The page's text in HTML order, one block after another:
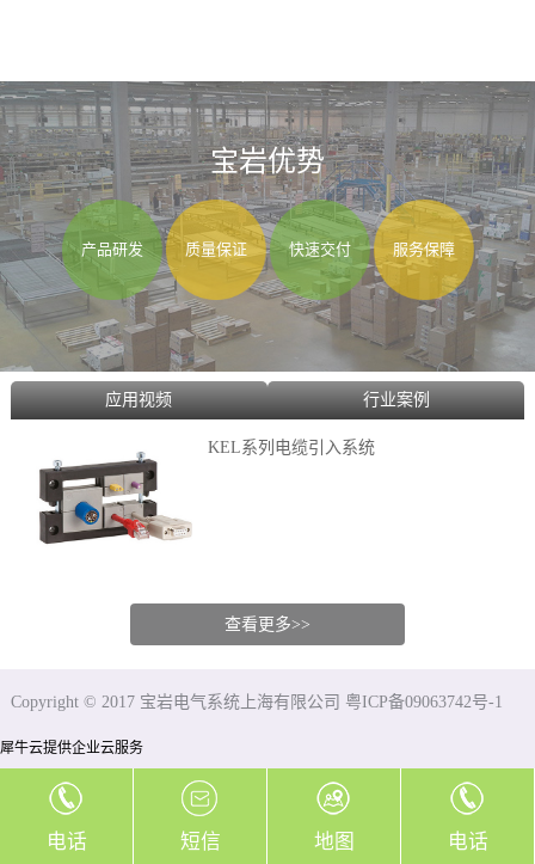
宝岩优势
产品研发 质量保证 快速交付 服务保障
应用视频 行业案例
KEL系列电缆引入系统
查看更多>>
Copyright © 2017 宝岩电气系统上海有限公司 粤ICP备09063742号-1
犀牛云提供企业云服务
电话 短信 地图 电话